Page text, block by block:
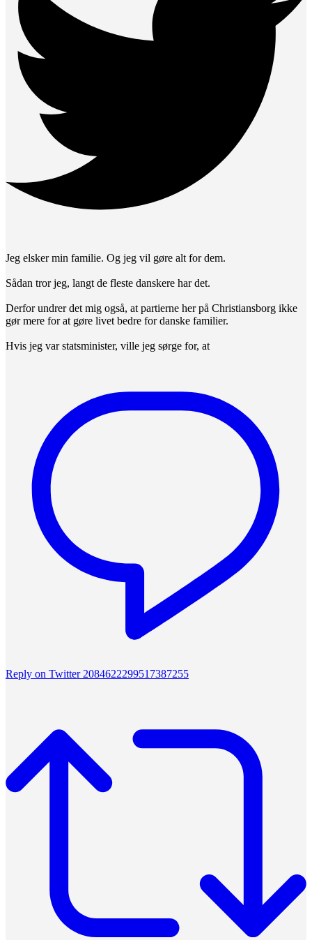
Jeg elsker min familie. Og jeg vil gøre alt for dem.
Sådan tror jeg, langt de fleste danskere har det.
Derfor undrer det mig også, at partierne her på Christiansborg ikke
gør mere for at gøre livet bedre for danske familier.
Hvis jeg var statsminister, ville jeg sørge for, at
Reply on Twitter 2084622299517387255